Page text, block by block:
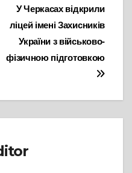
У Черкасах відкрили
ліцей імені Захисників
України з військово-
фізичною підготовкою